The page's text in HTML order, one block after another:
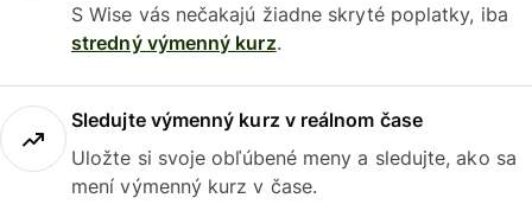
S Wise vás nečakajú žiadne skryté poplatky, iba
stredný výmenný kurz.
Sledujte výmenný kurz v reálnom čase
Uložte si svoje obľúbené meny a sledujte, ako sa
mení výmenný kurz v čase.